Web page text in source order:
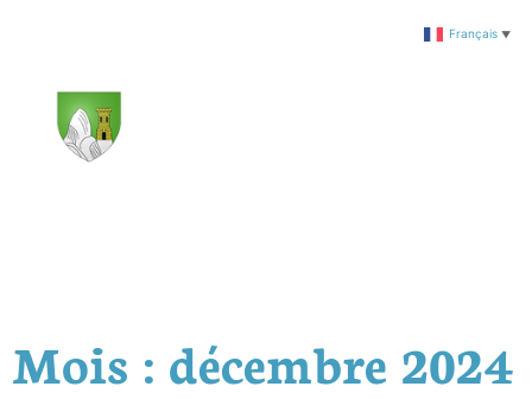
Mois : décembre 2024
Français ▼